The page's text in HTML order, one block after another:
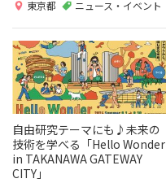
東京都 ニュース・イベント
自由研究テーマにも♪未来の
技術を学べる「Hello Wonder
in TAKANAWA GATEWAY
CITY」